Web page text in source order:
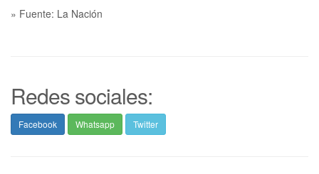
» Fuente: La Nación
Redes sociales:
Facebook Whatsapp Twitter